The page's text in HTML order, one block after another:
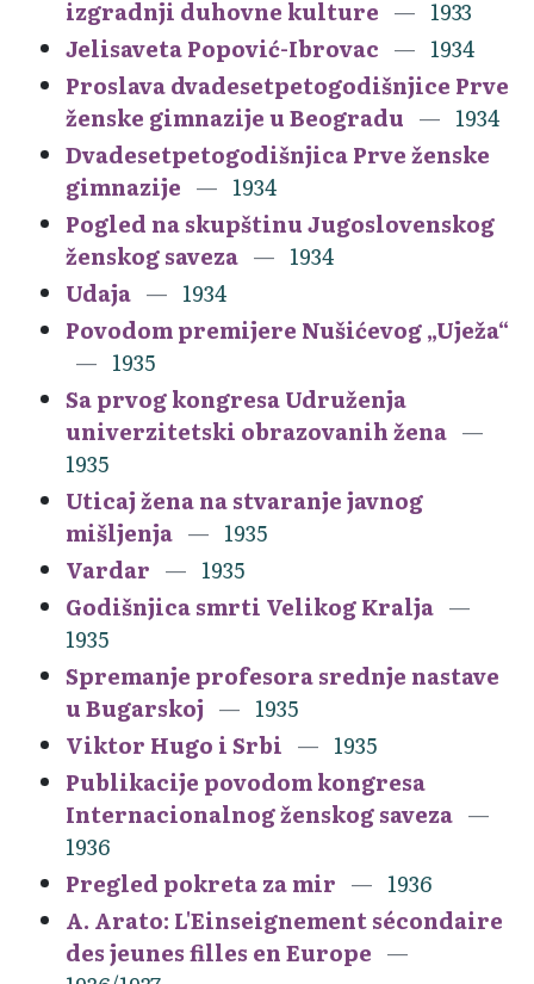
izgradnji duhovne kulture
1933
Jelisaveta Popović-Ibrovac
1934
Proslava dvadesetpetogodišnjice Prve
ženske gimnazije u Beogradu
1934
Dvadesetpetogodišnjica Prve ženske
gimnazije
1934
Pogled na skupštinu Jugoslovenskog
ženskog saveza
1934
Udaja
1934
Povodom premijere Nušićevog „Uježa“
1935
Sa prvog kongresa Udruženja
univerzitetski obrazovanih žena
1935
Uticaj žena na stvaranje javnog
mišljenja
1935
Vardar
1935
Godišnjica smrti Velikog Kralja
1935
Spremanje profesora srednje nastave
u Bugarskoj
1935
Viktor Hugo i Srbi
1935
Publikacije povodom kongresa
Internacionalnog ženskog saveza
1936
Pregled pokreta za mir
1936
A. Arato: L'Einseignement sécondaire
des jeunes filles en Europe